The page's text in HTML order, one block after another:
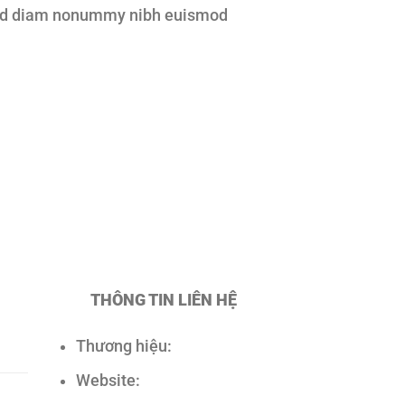
diam nonummy nibh euismod
THÔNG TIN LIÊN HỆ
Thương hiệu:
Website: